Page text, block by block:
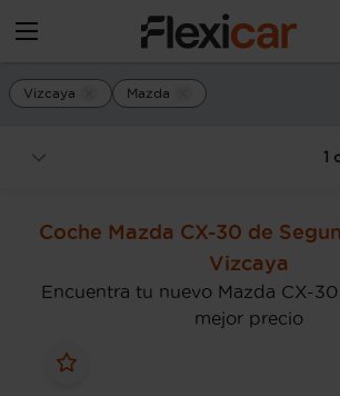
Vizcaya Mazda
1
Coche Mazda CX-30 de
Vizcaya
Encuentra tu nuevo Mazda CX-
mejor precio